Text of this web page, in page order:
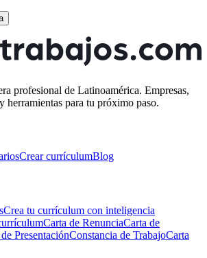
profesional de Latinoamérica. Empresas,
herramientas para tu próximo paso.
Crear currículumBlog
Crea tu currículum con inteligencia
Carta de RenunciaCarta de
PresentaciónConstancia de TrabajoCarta